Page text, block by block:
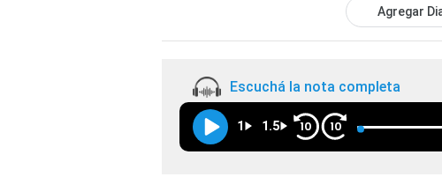
Agregar
Escuchá la nota completa
1 1.5 10 10